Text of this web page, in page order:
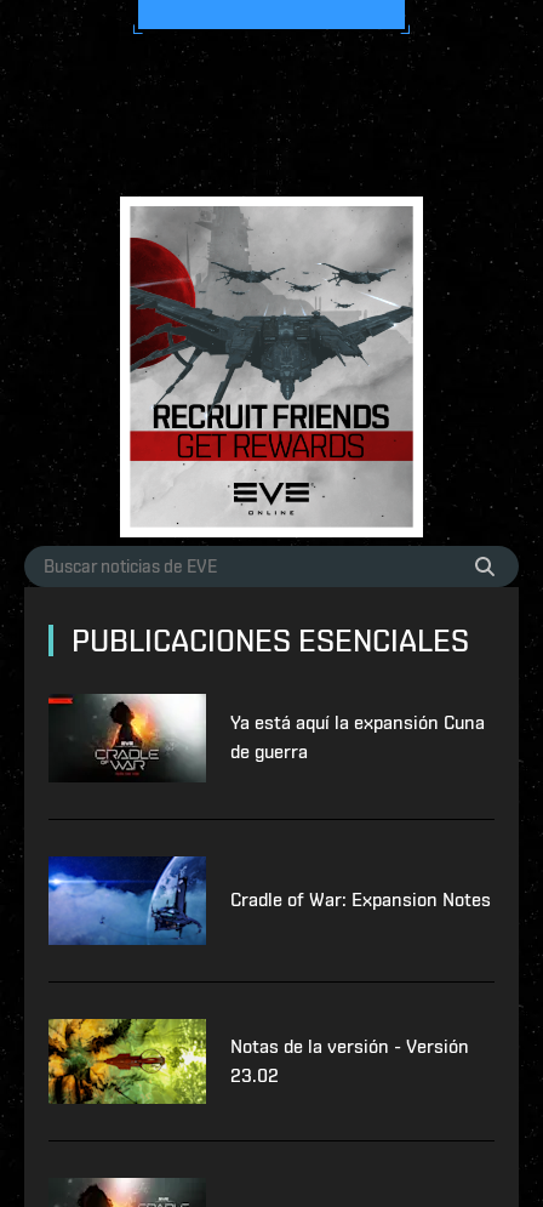
PUBLICACIONES ESENCIALES
Ya está aquí la expansión Cuna
de guerra
Cradle of War: Expansion Notes
Notas de la versión - Versión
23.02